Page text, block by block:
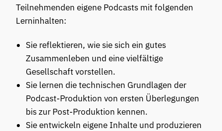
Teilnehmenden eigene Podcasts mit folgenden
Lerninhalten:
Sie reflektieren, wie sie sich ein gutes
Zusammenleben und eine vielfältige
Gesellschaft vorstellen.
Sie lernen die technischen Grundlagen der
Podcast-Produktion von ersten Überlegungen
bis zur Post-Produktion kennen.
Sie entwickeln eigene Inhalte und produzieren